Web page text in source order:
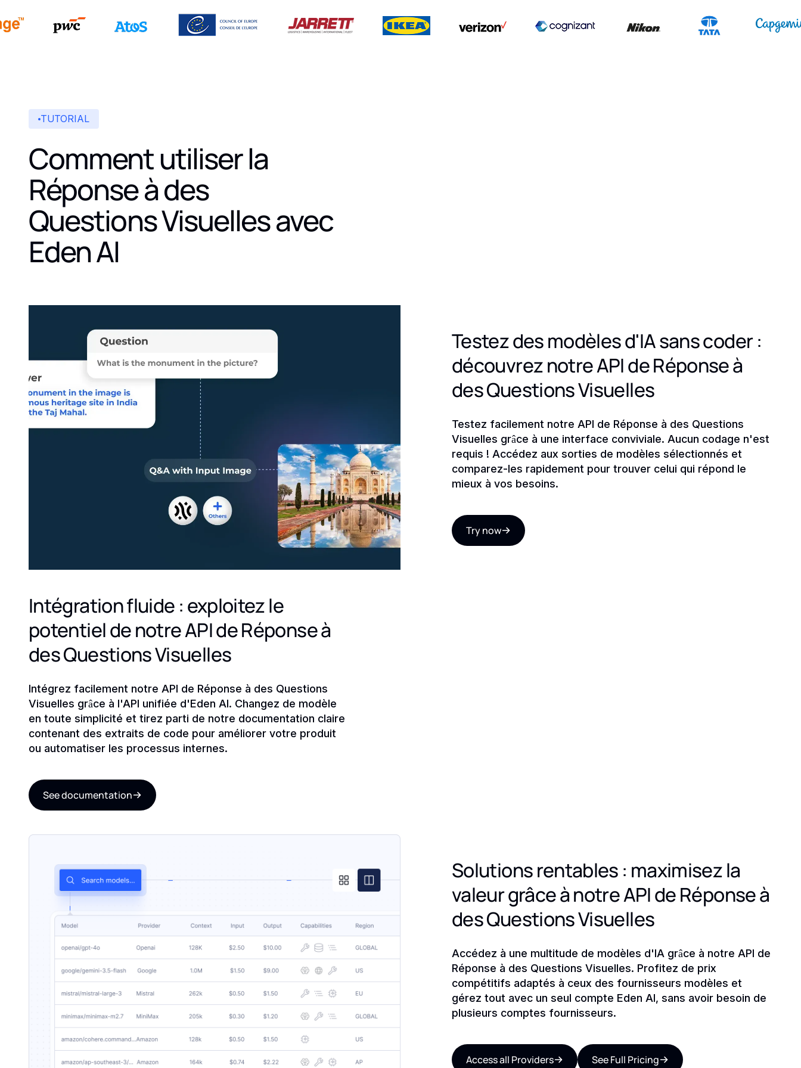
TUTORIAL
Comment utiliser la
Réponse à des
Questions Visuelles avec
Eden AI
Testez des modèles d'IA sans coder :
découvrez notre API de Réponse à
des Questions Visuelles
Testez facilement notre API de Réponse à des Questions
Visuelles grâce à une interface conviviale. Aucun codage n'est
requis ! Accédez aux sorties de modèles sélectionnés et
comparez-les rapidement pour trouver celui qui répond le
mieux à vos besoins.
Try now
Intégration fluide : exploitez le
potentiel de notre API de Réponse à
des Questions Visuelles
Intégrez facilement notre API de Réponse à des Questions
Visuelles grâce à l'API unifiée d'Eden AI. Changez de modèle
en toute simplicité et tirez parti de notre documentation claire
contenant des extraits de code pour améliorer votre produit
ou automatiser les processus internes.
See documentation
Solutions rentables : maximisez la
valeur grâce à notre API de Réponse à
des Questions Visuelles
Accédez à une multitude de modèles d'IA grâce à notre API de
Réponse à des Questions Visuelles. Profitez de prix
compétitifs adaptés à ceux des fournisseurs modèles et
gérez tout avec un seul compte Eden AI, sans avoir besoin de
plusieurs comptes fournisseurs.
Access all Providers See Full Pricing